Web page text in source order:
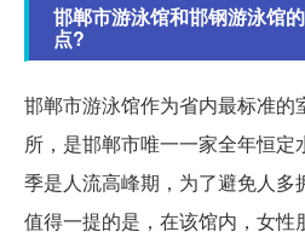
邯郸市游泳馆和邯钢游泳馆
点?
邯郸市游泳馆作为省内最标准的
所，是邯郸市唯一一家全年恒定
季是人流高峰期，为了避免人多
值得一提的是，在该馆内，女性